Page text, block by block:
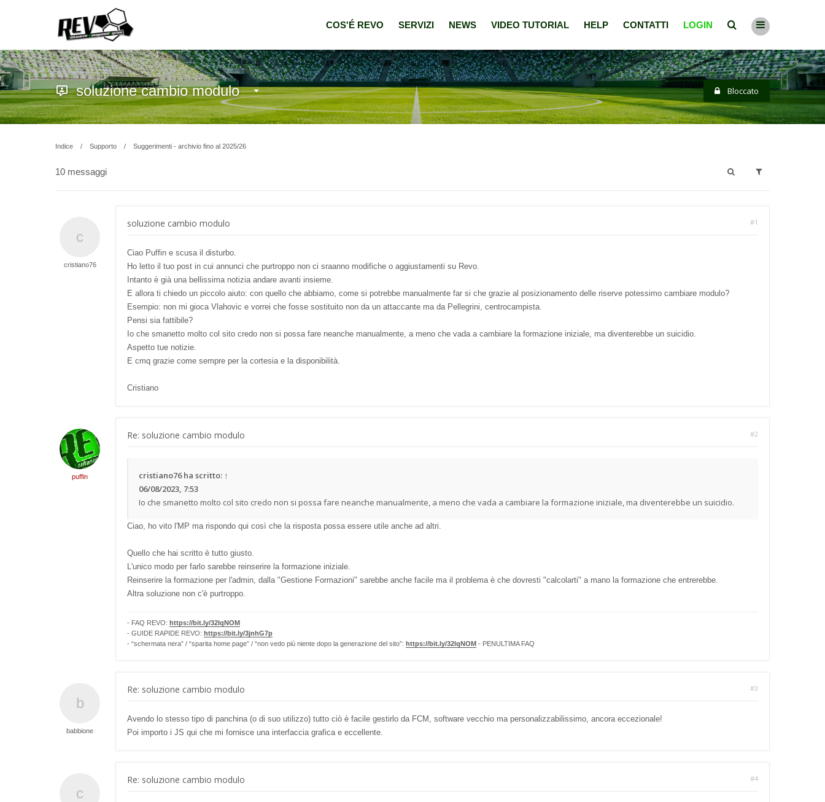
COS'É REVO SERVIZI NEWS VIDEO TUTORIAL HELP CONTATTI LOGIN
soluzione cambio modulo Bloccato
Indice Supporto Suggerimenti - archivio fino al 2025/26
10 messaggi
cristiano76
soluzione cambio modulo #1
Ciao Puffin e scusa il disturbo.
Ho letto il tuo post in cui annunci che purtroppo non ci sraanno modifiche o aggiustamenti su Revo.
Intanto è già una bellissima notizia andare avanti insieme.
E allora ti chiedo un piccolo aiuto: con quello che abbiamo, come si potrebbe manualmente far si che grazie al posizionamento delle riserve potessimo cambiare modulo?
Esempio: non mi gioca Vlahovic e vorrei che fosse sostituito non da un attaccante ma da Pellegrini, centrocampista.
Pensi sia fattibile?
Io che smanetto molto col sito credo non si possa fare neanche manualmente, a meno che vada a cambiare la formazione iniziale, ma diventerebbe un suicidio.
Aspetto tue notizie.
E cmq grazie come sempre per la cortesia e la disponibilità.
Cristiano
puffin
Re: soluzione cambio modulo #2
cristiano76ha scritto: ↑
06/08/2023, 7:53
Io che smanetto molto col sito credo non si possa fare neanche manualmente, a meno che vada a cambiare la formazione iniziale, ma diventerebbe un suicidio.
Ciao, ho vito l'MP ma rispondo qui così che la risposta possa essere utile anche ad altri.
Quello che hai scritto è tutto giusto.
L'unico modo per farlo sarebbe reinserire la formazione iniziale.
Reinserire la formazione per l'admin, dalla "Gestione Formazioni" sarebbe anche facile ma il problema è che dovresti "calcolarti" a mano la formazione che entrerebbe.
Altra soluzione non c'è purtroppo.
- FAQ REVO: https://bit.ly/32lqNOM
- GUIDE RAPIDE REVO: https://bit.ly/3jnhG7p
- “schermata nera” / “sparita home page” / “non vedo più niente dopo la generazione del sito”: https://bit.ly/32lqNOM - PENULTIMA FAQ
babbione
Re: soluzione cambio modulo #3
Avendo lo stesso tipo di panchina (o di suo utilizzo) tutto ciò è facile gestirlo da FCM, software vecchio ma personalizzabilissimo, ancora eccezionale!
Poi importo i JS qui che mi fornisce una interfaccia grafica e eccellente.
Re: soluzione cambio modulo #4